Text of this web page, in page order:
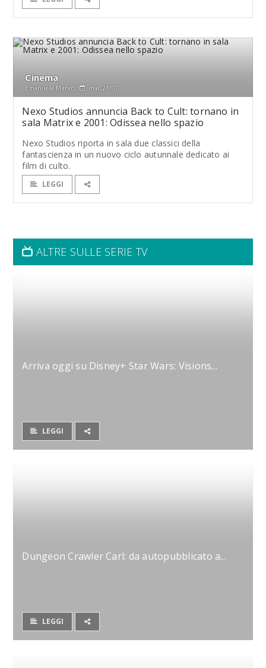
Cinema
Emanuele Manco mar 21/07
Nexo Studios annuncia Back to Cult: tornano in
sala Matrix e 2001: Odissea nello spazio
Nexo Studios riporta in sala due classici della
fantascienza in un nuovo ciclo autunnale dedicato ai
film di culto.
LEGGI
ALTRE SULLE SERIE TV
Arriva oggi su Disney+ Star Wars: Visions...
LEGGI
Dungeon Crawler Carl: da autopubblicato a...
LEGGI